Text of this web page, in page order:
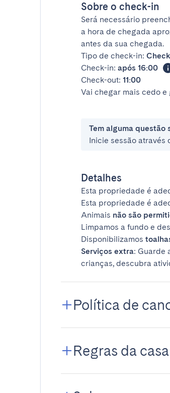
Sobre o check-in
Será necessário
a hora de chegada
antes da sua chegada.
Tipo de check-in:
Check-in: após 16:00
Check-out: 11:00
Vai chegar mais cedo e
Tem alguma questão
Inicie sessão através
Detalhes
Esta propriedade é
Esta propriedade é
Animais não são
Limpamos a fundo e
Disponibilizamos
Serviços extra: Guarde
crianças, descubra
Política de
Regras da casa